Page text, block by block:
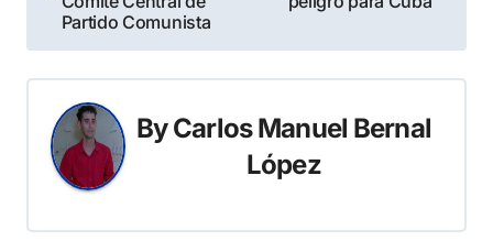
entradas
Partido Comunista
ByCarlos Manuel Bernal
López